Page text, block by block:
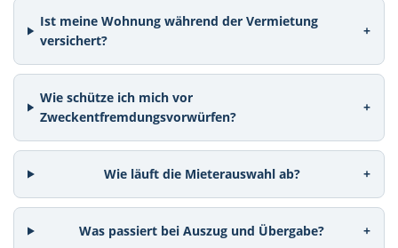
Ist meine Wohnung während der Vermietung
versichert?
+
Wie schütze ich mich vor
Zweckentfremdungsvorwürfen?
+
Wie läuft die Mieterauswahl ab? +
Was passiert bei Auszug und Übergabe? +